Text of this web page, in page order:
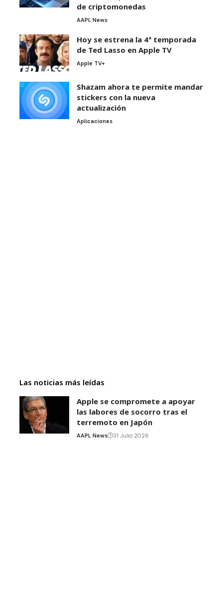
de criptomonedas
AAPL News
Hoy se estrena la 4ª temporada
de Ted Lasso en Apple TV
Apple TV+
Shazam ahora te permite mandar
stickers con la nueva
actualización
Aplicaciones
Las noticias más leídas
Apple se compromete a apoyar
las labores de socorro tras el
terremoto en Japón
AAPL News 31 Julio 2026